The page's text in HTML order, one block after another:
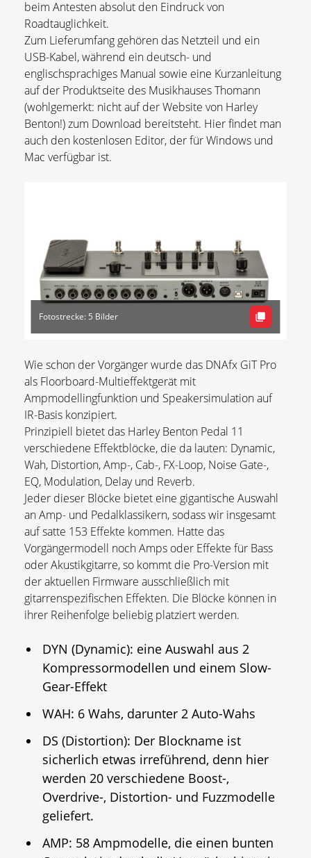
beim Antesten absolut den Eindruck von
Roadtauglichkeit.
Zum Lieferumfang gehören das Netzteil und ein
USB-Kabel, während ein deutsch- und
englischsprachiges Manual sowie eine Kurzanleitung
auf der Produktseite des Musikhauses Thomann
(wohlgemerkt: nicht auf der Website von Harley
Benton!) zum Download bereitsteht. Hier findet man
auch den kostenlosen Editor, der für Windows und
Mac verfügbar ist.
Fotostrecke: 5 Bilder
Wie schon der Vorgänger wurde das DNAfx GiT Pro
als Floorboard-Multieffektgerät mit
Ampmodellingfunktion und Speakersimulation auf
IR-Basis konzipiert.
Prinzipiell bietet das Harley Benton Pedal 11
verschiedene Effektblöcke, die da lauten: Dynamic,
Wah, Distortion, Amp-, Cab-, FX-Loop, Noise Gate-,
EQ, Modulation, Delay und Reverb.
Jeder dieser Blöcke bietet eine gigantische Auswahl
an Amp- und Pedalklassikern, sodass wir insgesamt
auf satte 153 Effekte kommen. Hatte das
Vorgängermodell noch Amps oder Effekte für Bass
oder Akustikgitarre, so kommt die Pro-Version mit
der aktuellen Firmware ausschließlich mit
gitarrenspezifischen Effekten. Die Blöcke können in
ihrer Reihenfolge beliebig platziert werden.
DYN (Dynamic): eine Auswahl aus 2
Kompressormodellen und einem Slow-
Gear-Effekt
WAH: 6 Wahs, darunter 2 Auto-Wahs
DS (Distortion): Der Blockname ist
sicherlich etwas irreführend, denn hier
werden 20 verschiedene Boost-,
Overdrive-, Distortion- und Fuzzmodelle
geliefert.
AMP: 58 Ampmodelle, die einen bunten